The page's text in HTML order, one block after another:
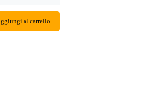
al carrello